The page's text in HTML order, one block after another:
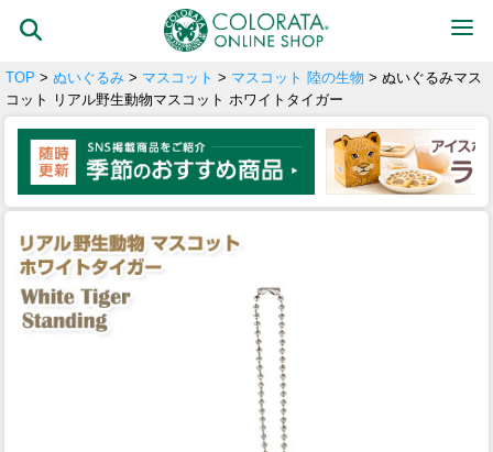
TOP > ぬいぐるみ > マスコット > マスコット 陸の生物 > ぬいぐるみマス
コット リアル野生動物マスコット ホワイトタイガー